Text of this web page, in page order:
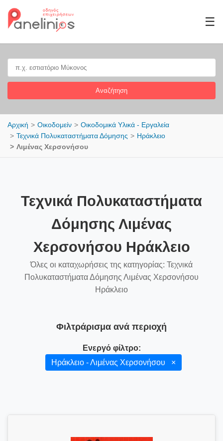
☰
Αναζήτηση
Αρχική Οικοδομείν
Οικοδομικά Υλικά - Εργαλεία
Τεχνικά Πολυκαταστήματα Δόμησης
Ηράκλειο
Λιμένας Χερσονήσου
Τεχνικά Πολυκαταστήματα
Δόμησης Λιμένας
Χερσονήσου Ηράκλειο
Όλες οι καταχωρήσεις της κατηγορίας: Τεχνικά
Πολυκαταστήματα Δόμησης Λιμένας Χερσονήσου
Ηράκλειο
Φιλτράρισμα ανά περιοχή
Ενεργό φίλτρο:
Ηράκλειο - Λιμένας Χερσονήσου
×